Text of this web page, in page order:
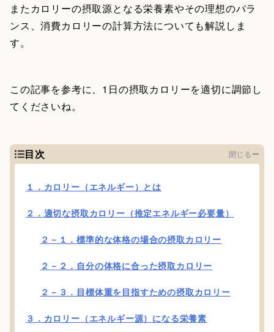
またカロリーの摂取源となる栄養素やその理想のバラ
ンス、消費カロリーの計算方法についても解説しま
す。
この記事を参考に、1日の摂取カロリーを適切に調節し
てくださいね。
目次 閉じる
１．カロリー（エネルギー）とは
２．適切な摂取カロリー（推定エネルギー必要量）
２－１．標準的な体格の場合の摂取カロリー
２－２．自分の体格に合った摂取カロリー
２－３．目標体重を目指すための摂取カロリー
３．カロリー（エネルギー源）になる栄養素